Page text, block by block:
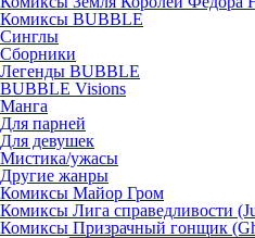
Комиксы BUBBLE
Синглы
Сборники
Легенды BUBBLE
BUBBLE Visions
Манга
Для парней
Для девушек
Мистика/ужасы
Другие жанры
Комиксы Майор Гром
Комиксы Лига справедливости
Комиксы Призрачный гонщик